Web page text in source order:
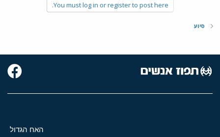
You must log in or register to post here.
סיוע
האח הגדול